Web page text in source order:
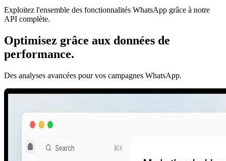
Exploitez l'ensemble des fonctionnalités WhatsApp grâce à notre
API complète.
Optimisez grâce aux données de
performance.
Des analyses avancées pour vos campagnes WhatsApp.